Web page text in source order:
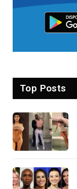
Top Posts